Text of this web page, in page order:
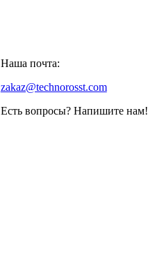
Наша почта:
zakaz@technorosst.com
Есть вопросы? Напишите нам!